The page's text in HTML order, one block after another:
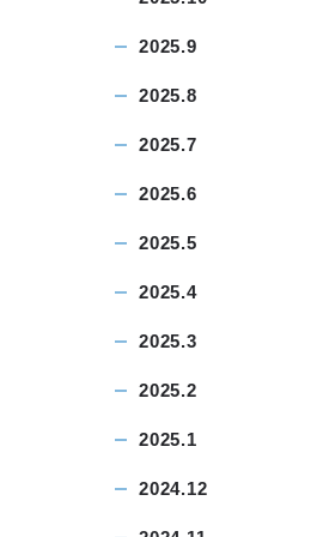
2025.9
2025.8
2025.7
2025.6
2025.5
2025.4
2025.3
2025.2
2025.1
2024.12